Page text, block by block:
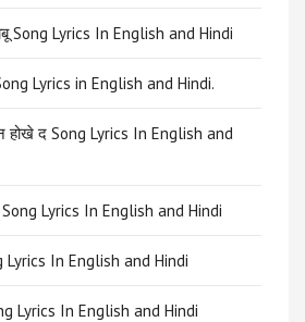
Song Lyrics In English and Hindi
Lyrics in English and Hindi.
होखे द Song Lyrics In English and
Song Lyrics In English and Hindi
Lyrics In English and Hindi
Lyrics In English and Hindi